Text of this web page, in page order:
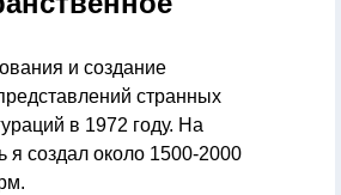
и создание
странных
в 1972 году. На
я создал около 1500-2000